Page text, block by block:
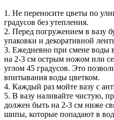
1. Не переносите цветы по
градусов без утепления.
2. Перед погружением в вазу
упаковки и декоративной
3. Ежедневно при смене воды в
на 2-3 см острым ножом или
углом 45 градусов. Это
впитывания воды цветком.
4. Каждый раз мойте вазу с
5. В вазу наливайте чистую,
должен быть на 2-3 см ниже
шипы, которые попадают в